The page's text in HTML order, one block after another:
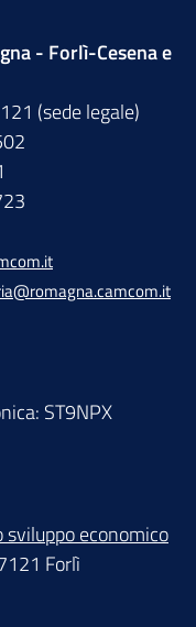
- Forlì-Cesena e
(sede legale)
ST9NPX
sviluppo economico
Forlì